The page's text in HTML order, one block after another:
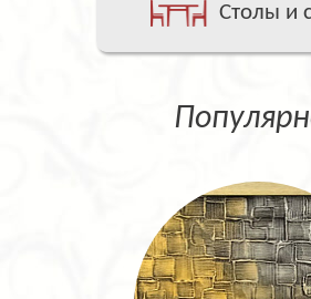
Столы и